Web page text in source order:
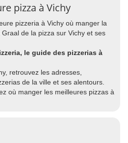
pizza à Vichy
pizzeria à Vichy où manger la
de la pizza sur Vichy et ses
le guide des pizzerias à
retrouvez les adresses,
de la ville et ses alentours.
où manger les meilleures pizzas à